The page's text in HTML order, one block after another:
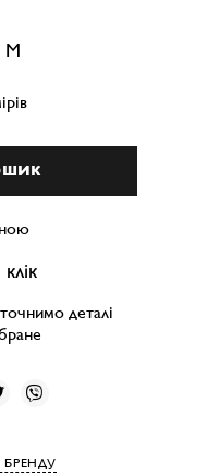
M
деталі